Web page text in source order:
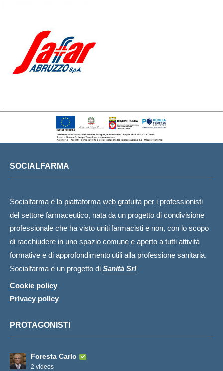
SOCIALFARMA
Socialfarma è la piattaforma web gratuita per i professionisti
del settore farmaceutico, nata da un progetto di condivisione
professionale che ha visto uniti farmacisti e non, con lo scopo
di racchiudere in uno spazio comune e aperto a tutti attività
formative e di approfondimento utili alla professione sanitaria.
Socialfarma è un progetto di Sanità Srl
Cookie policy
Privacy policy
PROTAGONISTI
Foresta Carlo
2 videos